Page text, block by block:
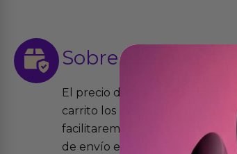
Sobre el
El precio del transporte se
carrito los productos que
facilitaremos el precio exacto
de envío elegida y el modo.